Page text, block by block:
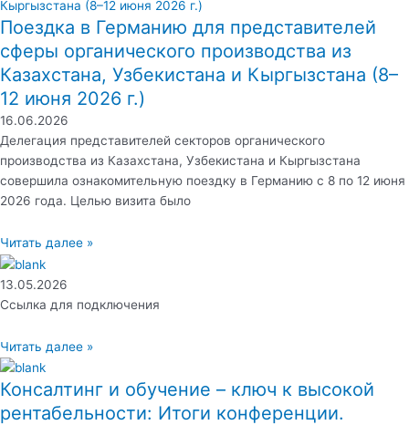
Поездка в Германию для представителей
сферы органического производства из
Казахстана, Узбекистана и Кыргызстана (8–
12 июня 2026 г.)
16.06.2026
Делегация представителей секторов органического
производства из Казахстана, Узбекистана и Кыргызстана
совершила ознакомительную поездку в Германию с 8 по 12 июня
2026 года. Целью визита было
Читать далее »
13.05.2026
Ссылка для подключения
Читать далее »
Консалтинг и обучение – ключ к высокой
рентабельности: Итоги конференции.